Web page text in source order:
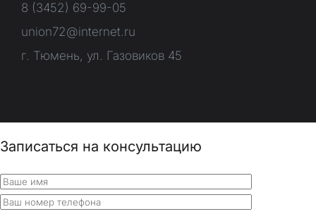
8 (3452) 69-99-05
union72@internet.ru
г. Тюмень, ул. Газовиков 45
Записаться на консультацию